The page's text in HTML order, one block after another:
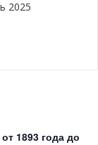
II. Сесиль,
HelloMonaco
2025
1893 года до